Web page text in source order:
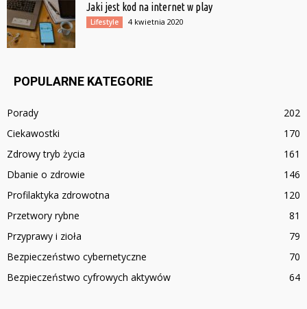
Jaki jest kod na internet w play
Lifestyle 4 kwietnia 2020
POPULARNE KATEGORIE
Porady
202
Ciekawostki
170
Zdrowy tryb życia
161
Dbanie o zdrowie
146
Profilaktyka zdrowotna
120
Przetwory rybne
81
Przyprawy i zioła
79
Bezpieczeństwo cybernetyczne
70
Bezpieczeństwo cyfrowych aktywów
64